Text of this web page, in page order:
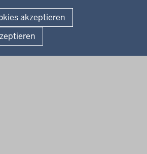
akzeptieren
Barrierefreiheit